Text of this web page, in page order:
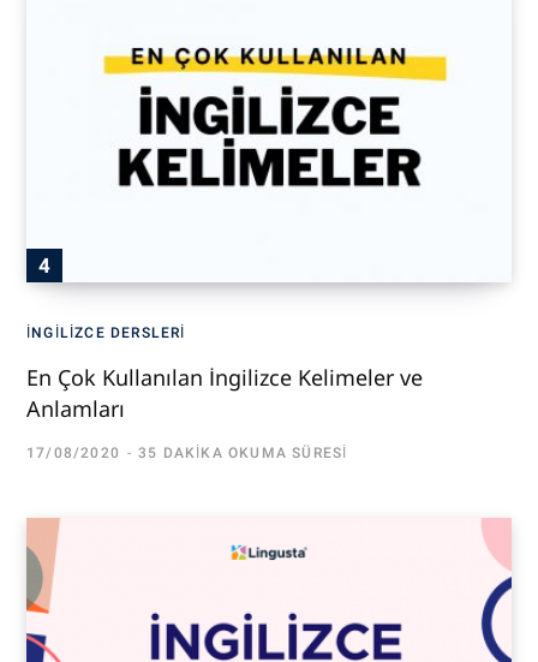
İNGILIZCE DERSLERI
En Çok Kullanılan İngilizce Kelimeler ve
Anlamları
17/08/2020 35 DAKIKA OKUMA SÜRESI